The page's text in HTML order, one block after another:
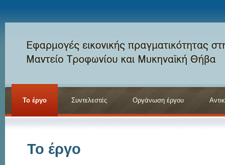
Το έργο Συντελεστές Οργάνωση έργου
Το έργο